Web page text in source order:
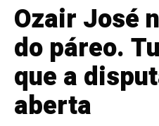
Ozair José
do páreo.
que a
aberta